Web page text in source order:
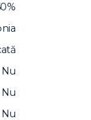
Nu
Nu
Nu